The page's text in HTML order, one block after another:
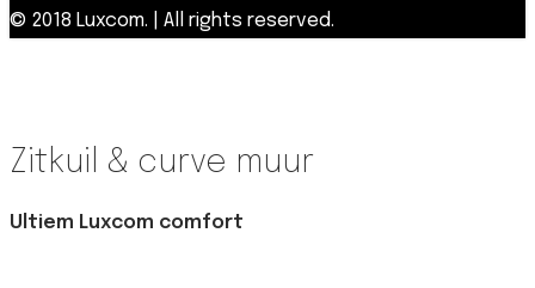
© 2018 Luxcom. | All rights reserved.
Zitkuil & curve muur
Ultiem Luxcom comfort